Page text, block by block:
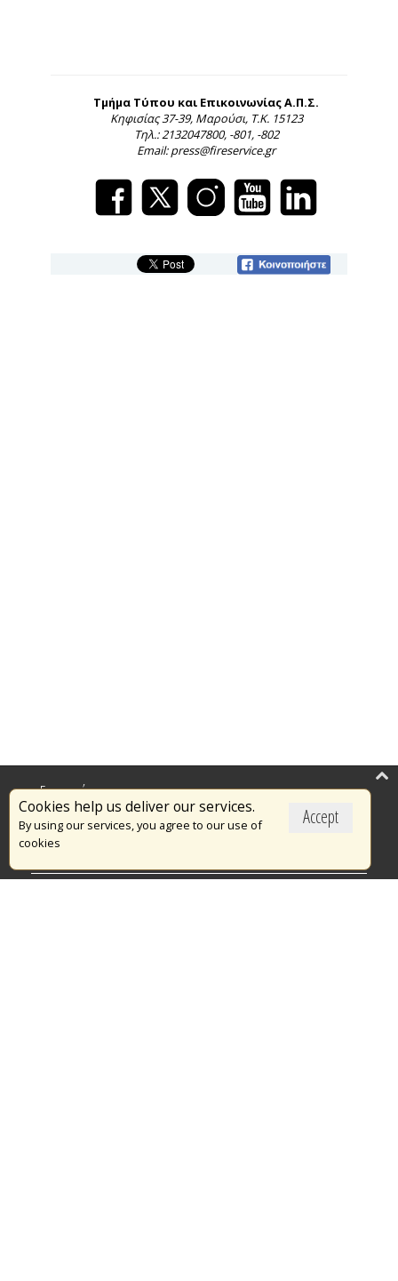
Τμήμα Τύπου και Επικοινωνίας Α.Π.Σ.
Κηφισίας 37-39, Μαρούσι, Τ.Κ. 15123
Τηλ.: 2132047800, -801, -802
Email: press@fireservice.gr
Accept
Cookies help us deliver our services.
By using our services, you agree to our use of
cookies
Επικαιρότητα
Το Πυροσβεστικό Σώμα